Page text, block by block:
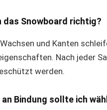
das Snowboard richtig?
und Kanten
Nach jeder
werden.
Bindung sollte ich